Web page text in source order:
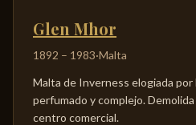
Glen Mhor
1892 – 1983·Malta
Malta de Inverness elogiada
perfumado y complejo.
centro comercial.